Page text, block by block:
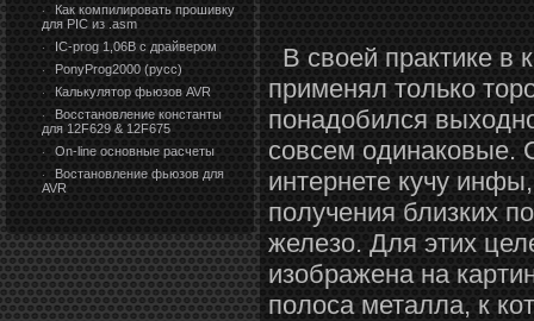
·
Как компилировать прошивку
для PIC из .asm
· IC-prog 1,06В с драйвером
· PonyProg2000 (русс)
· Калькулятор фьюзов AVR
·
Восстановление константы
для 12F629 & 12F675
· On-line основные расчеты
·
Востановление фьюзов для
AVR
В своей практике в
применял только
понадобился
совсем одинаковые.
интернете кучу
получения близких
железо. Для этих
изображена на
полоса металла, к